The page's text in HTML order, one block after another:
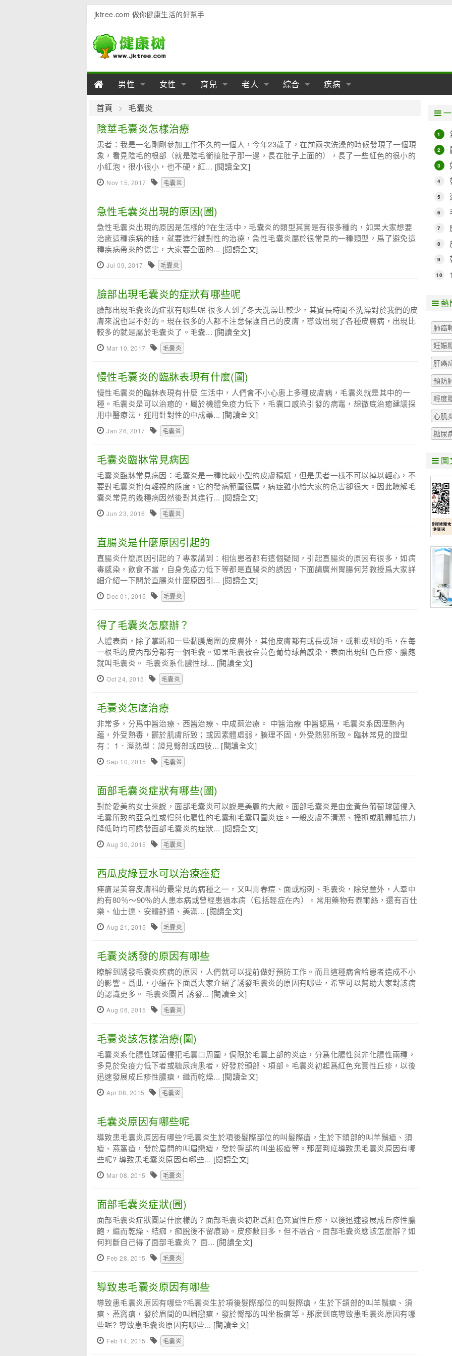
jktree.com 做你健康生活的好幫手
男性
男性陽痿
男性不育
男性心理
男性飲食
男性用品 男性疾病
女性
女性子宮
女性飲食
女性生理 女性疾病
育兒
幼兒期
學前期 母嬰用品
老人
老人用品
老人護理
綜合
亞健康
急救自救
疾病
泌尿科
肛腸科
精神病
骨科
心血管
首頁 毛囊炎
陰莖毛囊炎怎樣治療
患者：我是一名剛剛參加工作不久的一個人，今年23歲了，在前兩次洗澡的時候發現了一個現
象，看見陰毛的根部（就是陰毛銜接肚子那一邊，長在肚子上面的），長了一些紅色的很小的
小紅泡，很小很小，也不硬，紅... [閱讀全文]
Nov 15, 2017 毛囊炎
急性毛囊炎出現的原因(圖)
急性毛囊炎出現的原因是怎樣的?在生活中，毛囊炎的類型其實是有很多種的，如果大家想要
治癒這種疾病的話，就要進行鍼對性的治療，急性毛囊炎屬於很常見的一種類型，爲了避免這
種疾病帶來的傷害，大家要全面的... [閱讀全文]
Jul 09, 2017 毛囊炎
臉部出現毛囊炎的症狀有哪些呢
臉部出現毛囊炎的症狀有哪些呢 很多人到了冬天洗澡比較少，其實長時間不洗澡對於我們的皮
膚來說也是不好的。現在很多的人都不注意保護自己的皮膚，導致出現了各種皮膚病，出現比
較多的就是屬於毛囊炎了。毛囊... [閱讀全文]
Mar 10, 2017 毛囊炎
慢性毛囊炎的臨牀表現有什麼(圖)
慢性毛囊炎的臨牀表現有什麼 生活中，人們會不小心患上多種皮膚病，毛囊炎就是其中的一
種。毛囊炎是可以治癒的，屬於機體免疫力低下，毛囊口感染引發的病竈，想徹底治癒建議採
用中醫療法，運用針對性的中成藥... [閱讀全文]
Jan 26, 2017 毛囊炎
毛囊炎臨牀常見病因
毛囊炎臨牀常見病因：毛囊炎是一種比較小型的皮膚積斌，但是患者一樣不可以掉以輕心，不
要對毛囊炎抱有輕視的態度。它的發病範圍很廣，病症雖小給大家的危害卻很大。因此瞭解毛
囊炎常見的幾種病因然後對其進行... [閱讀全文]
Jun 23, 2016 毛囊炎
直腸炎是什麼原因引起的
直腸炎什麼原因引起的？專家講到：相信患者都有這個疑問，引起直腸炎的原因有很多，如病
毒感染，飲食不當，自身免疫力低下等都是直腸炎的誘因，下面請廣州胃腸何芳教授爲大家詳
細介紹一下關於直腸炎什麼原因引... [閱讀全文]
Dec 01, 2015 毛囊炎
得了毛囊炎怎麼辦？
人體表面，除了掌跖和一些黏膜周圍的皮膚外，其他皮膚都有或長或短，或粗或細的毛，在每
一根毛的皮內部分都有一個毛囊。如果毛囊被金黃色葡萄球菌感染，表面出現紅色丘疹、膿皰
就叫毛囊炎。 毛囊炎系化膿性球... [閱讀全文]
Oct 24, 2015 毛囊炎
毛囊炎怎麼治療
非常多，分爲中醫治療、西醫治療、中成藥治療。 中醫治療 中醫認爲，毛囊炎系因溼熱內
蘊，外受熱毒，鬱於肌膚所致；或因素體虛弱，腠理不固，外受熱邪所致。臨牀常見的證型
有： 1．溼熱型：證見臀部或四肢... [閱讀全文]
Sep 10, 2015 毛囊炎
面部毛囊炎症狀有哪些(圖)
對於愛美的女士來說，面部毛囊炎可以說是美麗的大敵。面部毛囊炎是由金黃色葡萄球菌侵入
毛囊所致的亞急性或慢與化膿性的毛囊和毛囊周圍炎症。一般皮膚不清潔、搔抓或肌體抵抗力
降低時均可誘發面部毛囊炎的症狀... [閱讀全文]
Aug 30, 2015 毛囊炎
西瓜皮綠豆水可以治療痤瘡
痤瘡是美容皮膚科的最常見的病種之一，又叫青春痘、面或粉刺、毛囊炎，除兒童外，人羣中
約有80％～90％的人患本病或曾經患過本病（包括輕症在內）。常用藥物有泰爾絲，還有百仕
樂、仙士達、安體舒通、美滿... [閱讀全文]
Aug 21, 2015 毛囊炎
毛囊炎誘發的原因有哪些
瞭解到誘發毛囊炎疾病的原因，人們就可以提前做好預防工作。而且這種病會給患者造成不小
的影響。爲此，小編在下面爲大家介紹了誘發毛囊炎的原因有哪些，希望可以幫助大家對該病
的認識更多。 毛囊炎圖片 誘發... [閱讀全文]
Aug 06, 2015 毛囊炎
毛囊炎該怎樣治療(圖)
毛囊炎系化膿性球菌侵犯毛囊口周圍，侷限於毛囊上部的炎症，分爲化膿性與非化膿性兩種，
多見於免疫力低下者或糖尿病患者，好發於頭部、項部。毛囊炎初起爲紅色充實性丘疹，以後
迅速發展成丘疹性膿瘡，繼而乾燥... [閱讀全文]
Apr 08, 2015 毛囊炎
毛囊炎原因有哪些呢
導致患毛囊炎原因有哪些?毛囊炎生於項後髮際部位的叫髮際瘡，生於下頜部的叫羊鬚瘡、須
瘡、燕窩瘡，發於眉間的叫眉戀瘡，發於臀部的叫坐板瘡等。那麼到底導致患毛囊炎原因有哪
些呢? 導致患毛囊炎原因有哪些... [閱讀全文]
Mar 08, 2015 毛囊炎
面部毛囊炎症狀(圖)
面部毛囊炎症狀圖是什麼樣的？面部毛囊炎初起爲紅色充實性丘疹，以後迅速發展成丘疹性膿
皰，繼而乾燥、結痂，痂脫後不留痕跡。皮疹數目多，但不融合。面部毛囊炎應該怎麼辦？如
何判斷自己得了面部毛囊炎？ 面... [閱讀全文]
Feb 28, 2015 毛囊炎
導致患毛囊炎原因有哪些
導致患毛囊炎原因有哪些?毛囊炎生於項後髮際部位的叫髮際瘡，生於下頜部的叫羊鬚瘡、須
瘡、燕窩瘡，發於眉間的叫眉戀瘡，發於臀部的叫坐板瘡等。那麼到底導致患毛囊炎原因有哪
些呢? 導致患毛囊炎原因有哪些... [閱讀全文]
Feb 14, 2015 毛囊炎
1
2
3
4
5
6
7
8
9
10
熱
肺癌
妊娠
肝癌
預防
輕度
心肌
糖尿
圖